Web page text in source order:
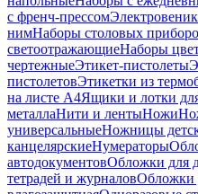
с френч-прессом
нимНаборы столовых
светоотражающиеНаборы
чертежныеЭтикет-пистолеты
пистолетовЭтикетки из
на листе А4Ящики и лотки
металлаНити и лентыНожи
универсальныеНожницы
канцелярскиеНумераторы
автодокументовОбложки для
тетрадей и журналовОбложки